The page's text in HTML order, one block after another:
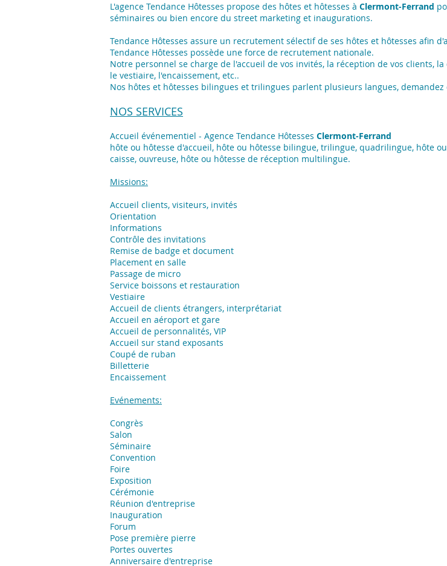
L'agence Tendance Hôtesses propose des hôtes et hôtesses à Clermont-Ferrand
séminaires ou bien encore du street marketing et inaugurations.
Tendance Hôtesses assure un recrutement sélectif de ses hôtes et hôtesses afin
Tendance Hôtesses possède une force de recrutement nationale.
Notre personnel se charge de l'accueil de vos invités, la réception de vos clients,
le vestiaire, l'encaissement, etc..
Nos hôtes et hôtesses bilingues et trilingues parlent plusieurs langues,
NOS SERVICES
Accueil événementiel - Agence Tendance Hôtesses Clermont-Ferrand
hôte ou hôtesse d'accueil, hôte ou hôtesse bilingue, trilingue, quadrilingue, hôte
caisse, ouvreuse, hôte ou hôtesse de réception multilingue.
Missions:
Accueil clients, visiteurs, invités
Orientation
Informations
Contrôle des invitations
Remise de badge et document
Placement en salle
Passage de micro
Service boissons et restauration
Vestiaire
Accueil de clients étrangers, interprétariat
Accueil en aéroport et gare
Accueil de personnalités, VIP
Accueil sur stand exposants
Coupé de ruban
Billetterie
Encaissement
Evénements:
Congrès
Salon
Séminaire
Convention
Foire
Exposition
​Cérémonie
Réunion d'entreprise
Inauguration
Forum
Pose première pierre
Portes ouvertes
Anniversaire d'entreprise